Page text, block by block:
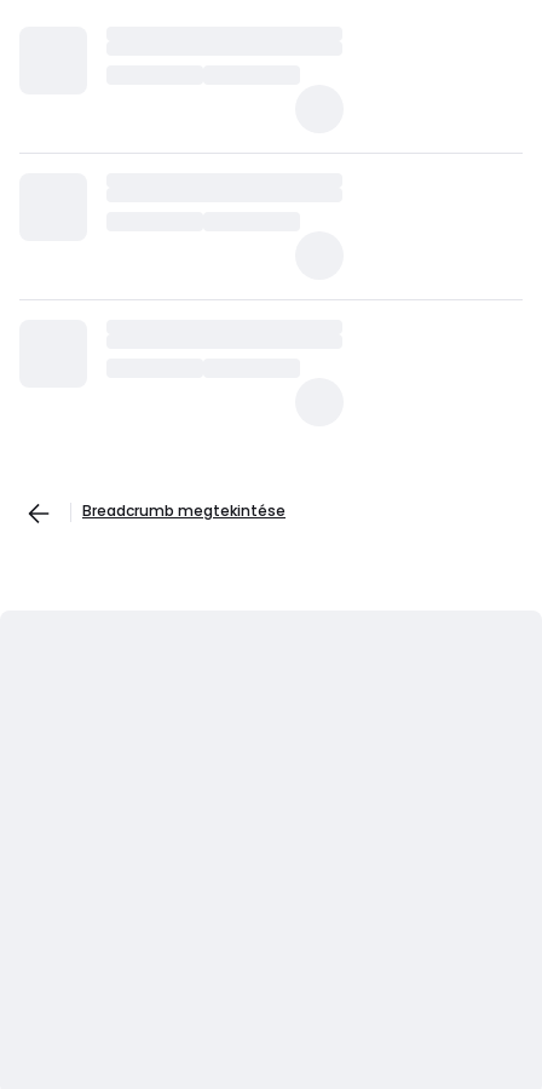
Breadcrumb megtekintése